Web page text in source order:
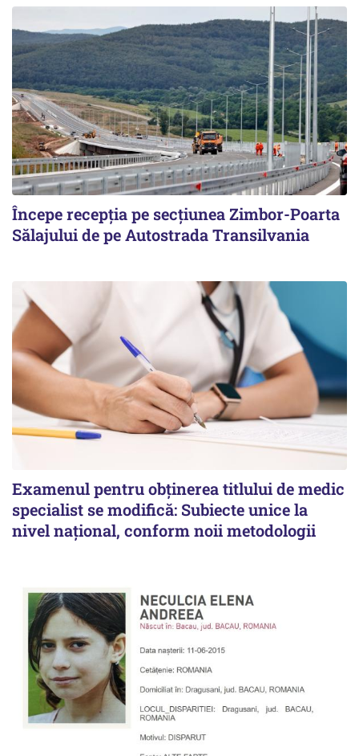
Începe recepţia pe secţiunea Zimbor-Poarta
Sălajului de pe Autostrada Transilvania
Examenul pentru obținerea titlului de medic
specialist se modifică: Subiecte unice la
nivel național, conform noii metodologii